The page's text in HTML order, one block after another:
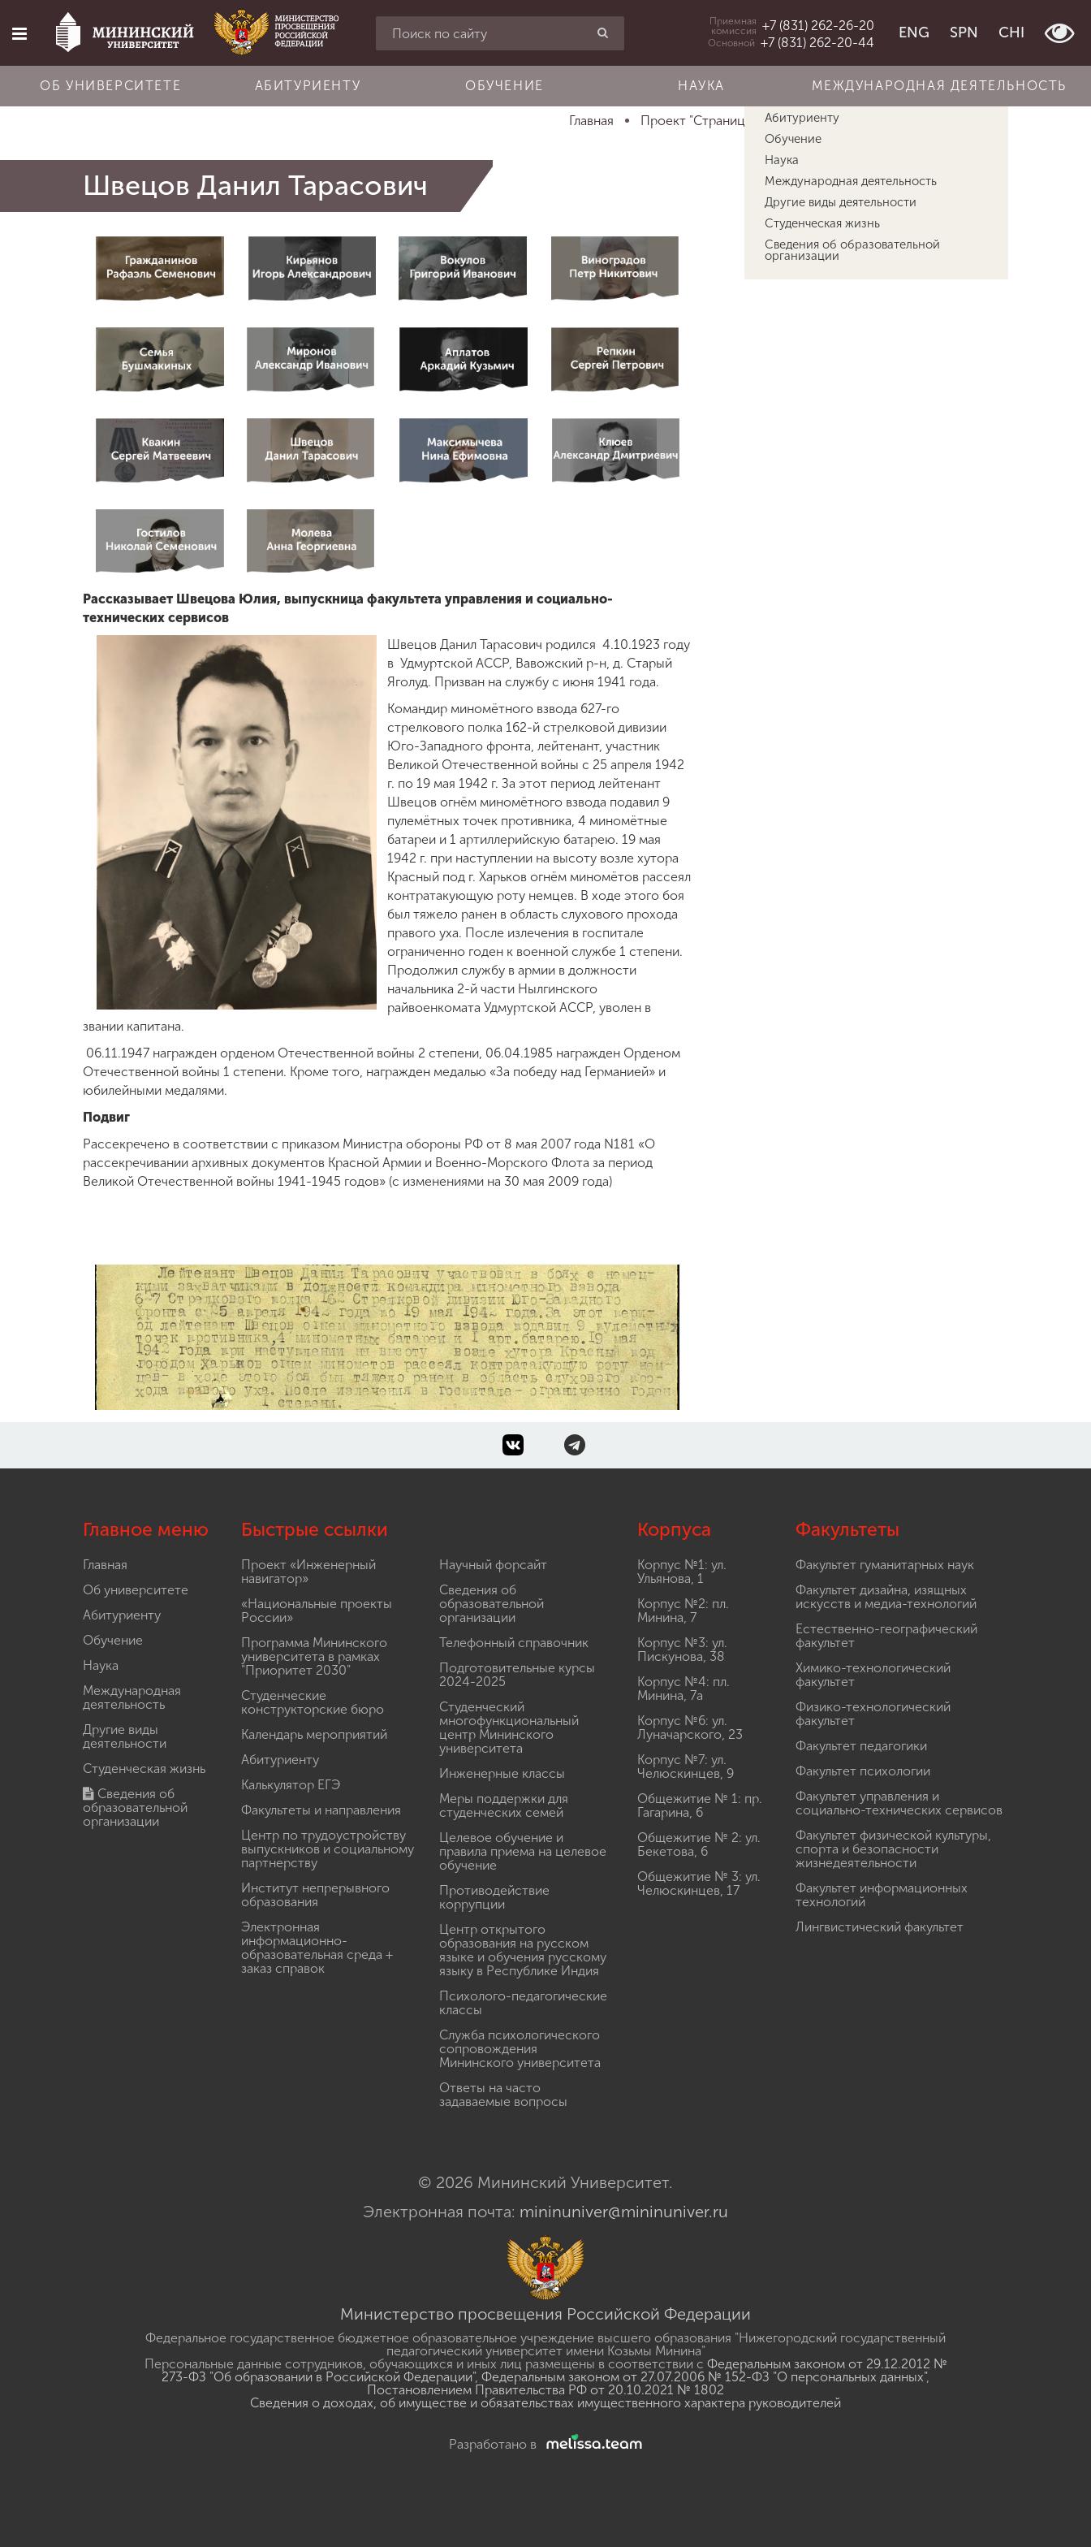
Об университете
Абитуриенту
Международная
Другие виды
деятельности
Сведения об
образовательной
организации
Приемная
комиссия +7 (831) 262-26-20
Основной +7 (831) 262-20-44
ENG SPN CHI
ОБ УНИВЕРСИТЕТЕ АБИТУРИЕНТУ ОБУЧЕНИЕ НАУКА МЕЖДУНАРОДНАЯ ДЕЯТЕЛЬНОСТЬ
Главная Проект "Страницы памяти&q...
Швецов Данил Тарасович
Рассказывает Швецова Юлия, выпускница факультета управления и социально-
технических сервисов
Швецов Данил Тарасович родился 4.10.1923 году
в Удмуртской АССР, Вавожский р-н, д. Старый
Яголуд. Призван на службу с июня 1941 года.
Командир миномётного взвода 627-го
стрелкового полка 162-й стрелковой дивизии
Юго-Западного фронта, лейтенант, участник
Великой Отечественной войны с 25 апреля 1942
г. по 19 мая 1942 г. За этот период лейтенант
Швецов огнём миномётного взвода подавил 9
пулемётных точек противника, 4 миномётные
батареи и 1 артиллерийскую батарею. 19 мая
1942 г. при наступлении на высоту возле хутора
Красный под г. Харьков огнём миномётов рассеял
контратакующую роту немцев. В ходе этого боя
был тяжело ранен в область слухового прохода
правого уха. После излечения в госпитале
ограниченно годен к военной службе 1 степени.
Продолжил службу в армии в должности
начальника 2-й части Нылгинского
райвоенкомата Удмуртской АССР, уволен в
звании капитана.
06.11.1947 награжден орденом Отечественной войны 2 степени, 06.04.1985 награжден Орденом
Отечественной войны 1 степени. Кроме того, награжден медалью «За победу над Германией» и
юбилейными медалями.
Подвиг
Рассекречено в соответствии с приказом Министра обороны РФ от 8 мая 2007 года N181 «О
рассекречивании архивных документов Красной Армии и Военно-Морского Флота за период
Великой Отечественной войны 1941-1945 годов» (с изменениями на 30 мая 2009 года)
Об университете
Абитуриенту
Обучение
Наука
Международная деятельность
Другие виды деятельности
Студенческая жизнь
Сведения об образовательной
организации
Главное меню
Главная
Об университете
Абитуриенту
Обучение
Наука
Международная
деятельность
Другие виды
деятельности
Студенческая жизнь
Сведения об
образовательной
организации
Быстрые ссылки
Проект «Инженерный
навигатор»
«Национальные проекты
России»
Программа Мининского
университета в рамках
"Приоритет 2030"
Студенческие
конструкторские бюро
Календарь мероприятий
Абитуриенту
Калькулятор ЕГЭ
Факультеты и направления
Центр по трудоустройству
выпускников и социальному
партнерству
Институт непрерывного
образования
Электронная
информационно-
образовательная среда +
заказ справок
Научный форсайт
Сведения об
образовательной
организации
Телефонный справочник
Подготовительные курсы
2024-2025
Студенческий
многофункциональный
центр Мининского
университета
Инженерные классы
Меры поддержки для
студенческих семей
Целевое обучение и
правила приема на целевое
обучение
Противодействие
коррупции
Центр открытого
образования на русском
языке и обучения русскому
языку в Республике Индия
Психолого-педагогические
классы
Служба психологического
сопровождения
Мининского университета
Ответы на часто
задаваемые вопросы
Корпуса
Корпус №1: ул.
Ульянова, 1
Корпус №2: пл.
Минина, 7
Корпус №3: ул.
Пискунова, 38
Корпус №4: пл.
Минина, 7а
Корпус №6: ул.
Луначарского, 23
Корпус №7: ул.
Челюскинцев, 9
Общежитие № 1: пр.
Гагарина, 6
Общежитие № 2: ул.
Бекетова, 6
Общежитие № 3: ул.
Челюскинцев, 17
Факультеты
Факультет гуманитарных наук
Факультет дизайна, изящных
искусств и медиа-технологий
Естественно-географический
факультет
Химико-технологический
факультет
Физико-технологический
факультет
Факультет педагогики
Факультет психологии
Факультет управления и
социально-технических сервисов
Факультет физической культуры,
спорта и безопасности
жизнедеятельности
Факультет информационных
технологий
Лингвистический факультет
© 2026 Мининский Университет.
Электронная почта: mininuniver@mininuniver.ru
Министерство просвещения Российской Федерации
Федеральное государственное бюджетное образовательное учреждение высшего образования "Нижегородский государственный
педагогический университет имени Козьмы Минина"
Персональные данные сотрудников, обучающихся и иных лиц размещены в соответствии с Федеральным законом от 29.12.2012 №
273-ФЗ "Об образовании в Российской Федерации", Федеральным законом от 27.07.2006 № 152-ФЗ "О персональных данных",
Постановлением Правительства РФ от 20.10.2021 № 1802
Сведения о доходах, об имуществе и обязательствах имущественного характера руководителей
Разработано в